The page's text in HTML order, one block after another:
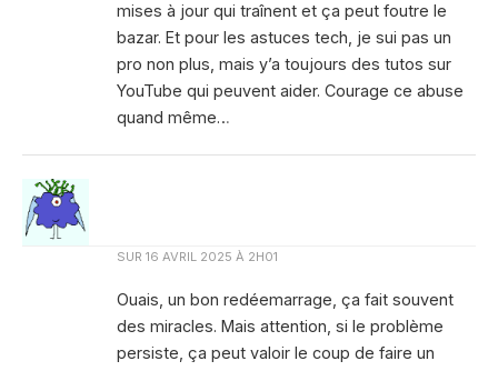
mises à jour qui traînent et ça peut foutre le
bazar. Et pour les astuces tech, je sui pas un
pro non plus, mais y’a toujours des tutos sur
YouTube qui peuvent aider. Courage ce abuse
quand même…
SUR 16 AVRIL 2025 À 2H01
Ouais, un bon redéemarrage, ça fait souvent
des miracles. Mais attention, si le problème
persiste, ça peut valoir le coup de faire un